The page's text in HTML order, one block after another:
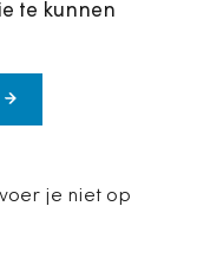
te kunnen
je niet op